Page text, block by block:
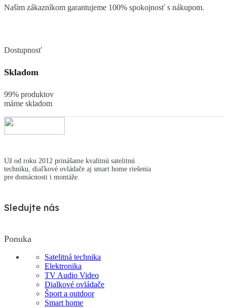
Našim zákazníkom garantujeme 100% spokojnosť s nákupom.
Dostupnosť
Skladom
99% produktov
máme skladom
Už od roku 2012 prinášame kvalitnú satelitnú
techniku, diaľkové ovládače aj smart home riešenia
pre domácnosti i montáže.
Sledujte nás
Ponuka
Satelitná technika
Elektronika
TV Audio Video
Dialkové ovládače
Šport a outdoor
Smart home